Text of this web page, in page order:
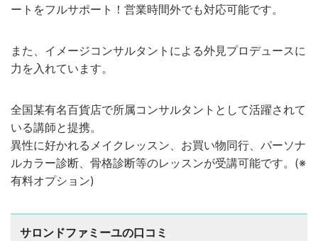
ートをフルサポート！営業時間外でも対応可能です。
また、イメージコンサルタントによる外見プロデュースに
力を入れています。
全国某有名百貨店で所属コンサルタントとして活躍されて
いる講師と提携。
異性に好かれるメイクレッスン、お買い物同行、パーソナ
ルカラー診断、骨格診断等のレッスンが受講可能です。(※
有料オプション)
サロンドファミーユの口コミ